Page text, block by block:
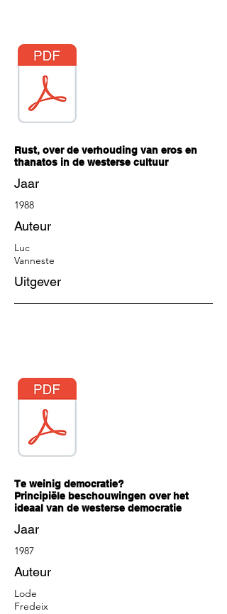
Rust, over de verhouding van eros en
thanatos in de westerse cultuur
Jaar
1988
Auteur
Luc
Vanneste
Uitgever
Te weinig democratie?
Principiële beschouwingen over het
ideaal van de westerse democratie
Jaar
1987
Auteur
Lode
Fredeix